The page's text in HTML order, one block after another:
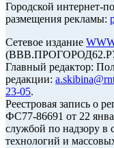
Городской интернет-
размещения рекламы:
Сетевое издание
Главный редактор:
редакции:
23-05.
Реестровая запись о
ФС77-86691 от 22
службой по надзору в
технологий и